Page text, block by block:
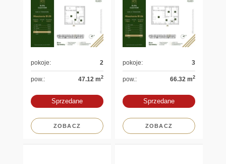
pokoje: 2
pow.: 47.12 m2
Sprzedane
ZOBACZ
pokoje: 3
pow.: 66.32 m2
Sprzedane
ZOBACZ